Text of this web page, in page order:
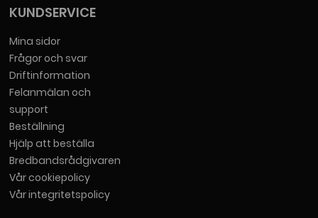
KUNDSERVICE
Mina sidor
Frågor och svar
Driftinformation
Felanmälan och
support
Beställning
Hjälp att beställa
Bredbandsrådgivaren
Vår cookiepolicy
Vår integritetspolicy